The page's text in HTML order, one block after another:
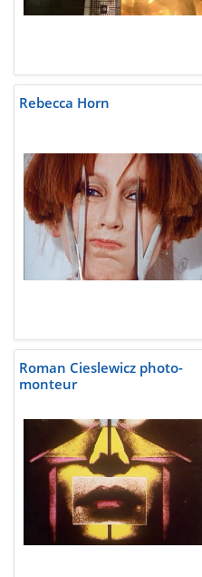
Rebecca Horn
Roman Cieslewicz photo-
monteur